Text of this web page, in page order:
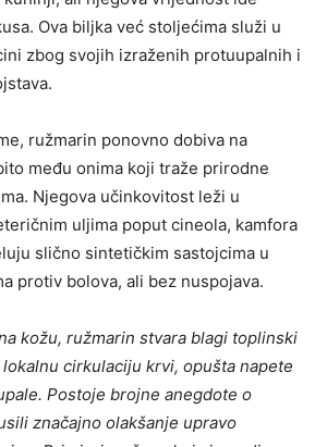
Ova biljka već stoljećima služi u
zbog svojih izraženih protuupalnih i
ružmarin ponovno dobiva na
među onima koji traže prirodne
Njegova učinkovitost leži u
uljima poput cineola, kamfora
slično sintetičkim sastojcima u
protiv bolova, ali bez nuspojava.
kožu, ružmarin stvara blagi toplinski
cirkulaciju krvi, opušta napete
Postoje brojne anegdote o
značajno olakšanje upravo